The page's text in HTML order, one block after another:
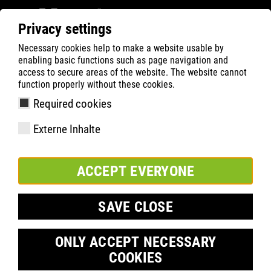
Privacy settings
Necessary cookies help to make a website usable by
enabling basic functions such as page navigation and
access to secure areas of the website. The website cannot
function properly without these cookies.
Required cookies
Externe Inhalte
ACCEPT EVERYONE
SAVE CLOSE
ONLY ACCEPT NECESSARY
COOKIES
ATLAS Product Search
GX 95 | ESD